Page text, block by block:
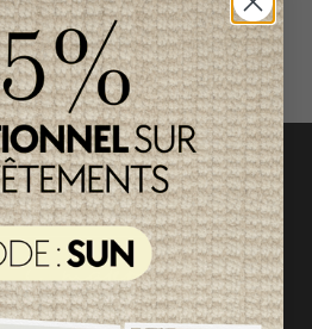
par catégorie